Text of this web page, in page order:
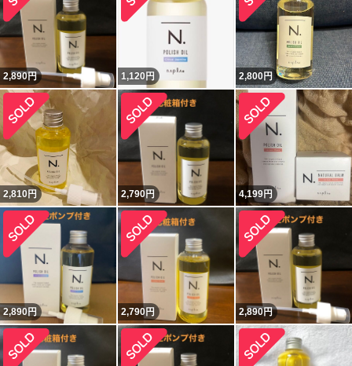
2,890円 1,120 円 2,800円
2,810円 2,790円 4,199円
2,890円 2,790円 2,890円